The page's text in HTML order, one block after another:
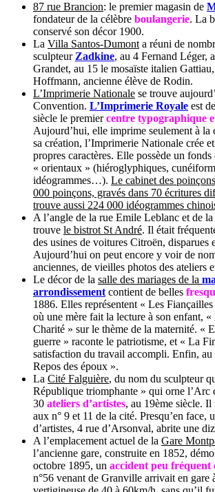
87 rue Brancion: le premier magasin de
fondateur de la célèbre boulangerie. La
conservé son décor 1900.
La Villa Santos-Dumont a réuni de
sculpteur Zadkine, au 4 Fernand Léger,
Grandet, au 15 le mosaïste italien
Hoffmann, ancienne élève de Rodin.
L’Imprimerie Nationale se trouve
Convention. L’Imprimerie Royale est
siècle le premiercentre typographique
Aujourd’hui, elle imprime seulement à la
sa création, l’Imprimerie Nationale crée
propres caractères. Elle possède un fonds
« orientaux » (hiéroglyphiques,
idéogrammes…). Le cabinet des
000 poinçons, gravés dans 70 écritures
trouve aussi 224 000 idéogrammes
A l’angle de la rue Emile Leblanc et de
trouve le bistrot St André. Il était
des usines de voitures Citroën, disparues
Aujourd’hui on peut encore y voir de
anciennes, de vieilles photos des ateliers
Le décor de la salle des mariages de la
arrondissement contient de belles
1886. Elles représentent « Les
où une mère fait la lecture à son enfant,
Charité » sur le thème de la maternité. «
guerre » raconte le patriotisme, et « La
satisfaction du travail accompli. Enfin, au
Repos des époux ».
La Cité Falguière, du nom du sculpteur
République triomphante » qui orne l’Arc
30 ateliers d’artistes, au 19ème siècle. Il
aux n° 9 et 11 de la cité. Presqu’en face,
d’artistes, 4 rue d’Arsonval, abrite une
A l’emplacement actuel de la Gare
l’ancienne gare, construite en 1852,
octobre 1895, un accident peu fréquent
n°56 venant de Granville arrivait en gare